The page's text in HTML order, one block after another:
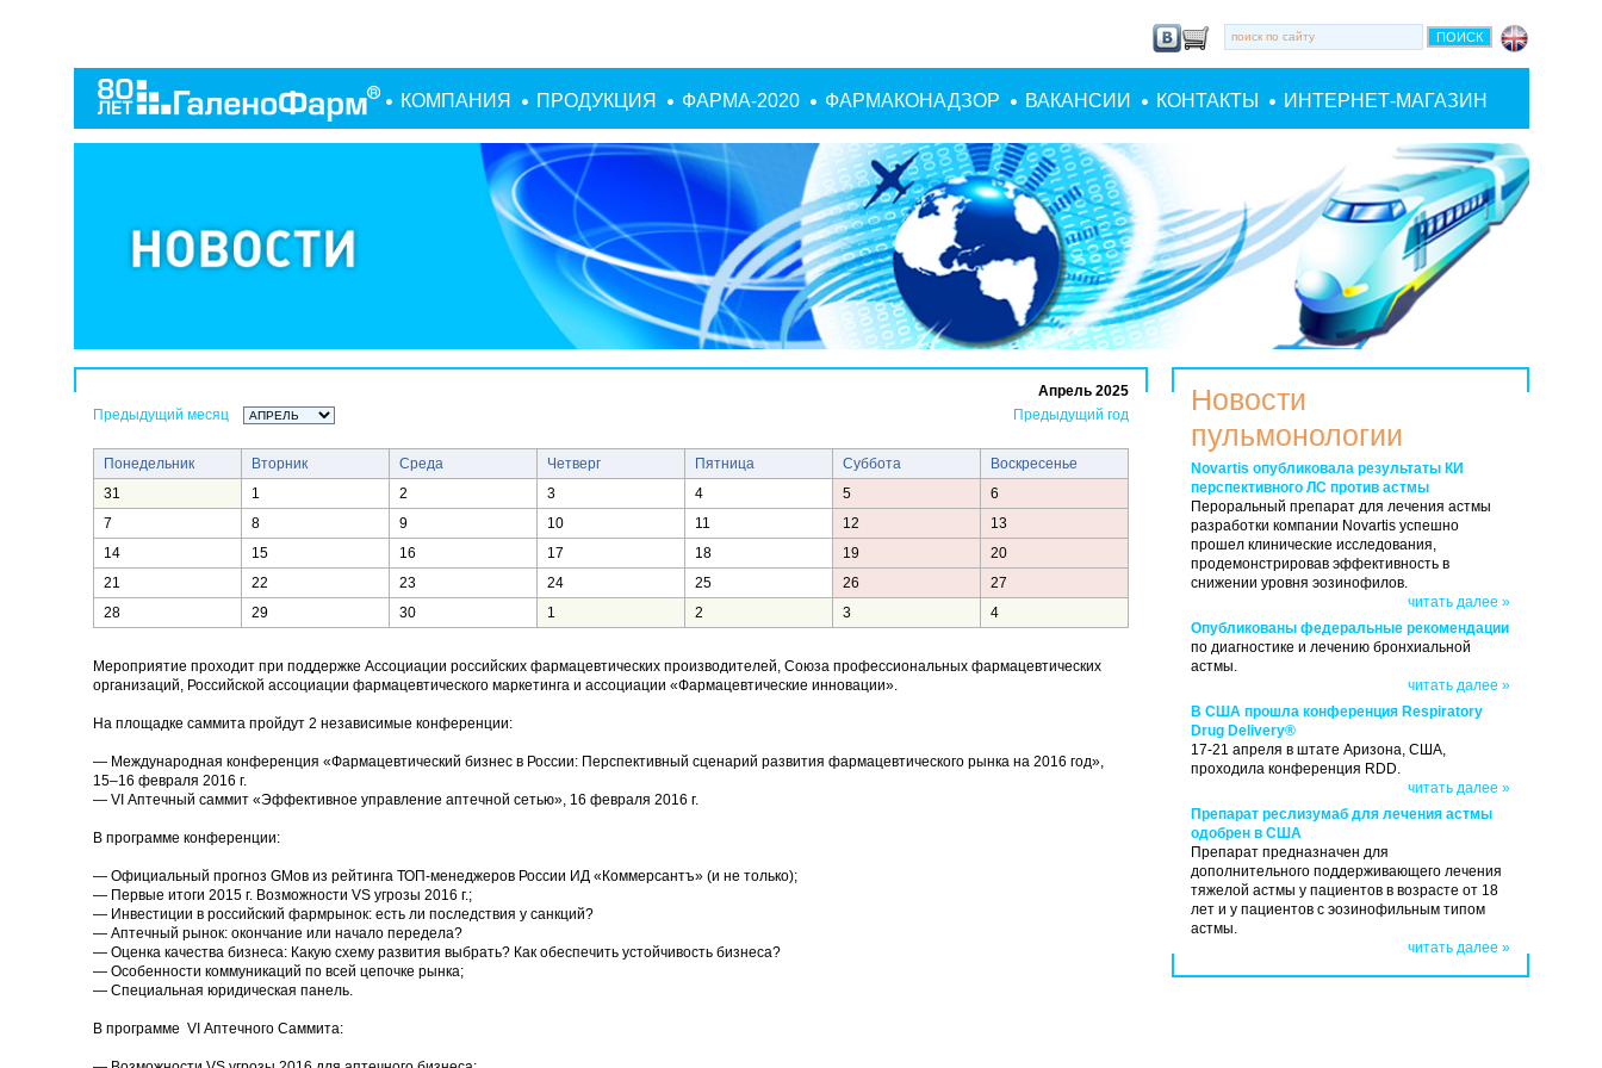
КОМПАНИЯ ПРОДУКЦИЯ ФАРМА-2020 ФАРМАКОНАДЗОР ВАКАНСИИ КОНТАКТЫ ИНТЕРНЕТ-МАГАЗИН
Апрель 2025
Предыдущий месяц
Предыдущий год
Понедельник Вторник Среда Четверг Пятница Суббота
Воскресенье
31
1 2 3 4 5
6
7
8 9 10 11 12
13
14
15 16 17 18 19
20
21
22 23 24 25 26
27
28
29 30 1 2 3 4
Мероприятие проходит при поддержке Ассоциации российских фармацевтических производителей, Союза профессиональных фармацевтических
организаций, Российской ассоциации фармацевтического маркетинга и ассоциации «Фармацевтические инновации».
На площадке саммита пройдут 2 независимые конференции:
— Международная конференция «Фармацевтический бизнес в России: Перспективный сценарий развития фармацевтического рынка на 2016 год»,
15–16 февраля 2016 г.
— VI Аптечный саммит «Эффективное управление аптечной сетью», 16 февраля 2016 г.
В программе конференции:
— Официальный прогноз GMов из рейтинга ТОП-менеджеров России ИД «Коммерсантъ» (и не только);
— Первые итоги 2015 г. Возможности VS угрозы 2016 г.;
— Инвестиции в российский фармрынок: есть ли последствия у санкций?
— Аптечный рынок: окончание или начало передела?
— Оценка качества бизнеса: Какую схему развития выбрать? Как обеспечить устойчивость бизнеса?
— Особенности коммуникаций по всей цепочке рынка;
— Специальная юридическая панель.
В программе VI Аптечного Саммита:
Новости
пульмонологии
Novartis опубликовала результаты КИ
перспективного ЛС против астмы
Пероральный препарат для лечения астмы
разработки компании Novartis успешно
прошел клинические исследования,
продемонстрировав эффективность в
снижении уровня эозинофилов.
читать далее »
Опубликованы федеральные рекомендации
по диагностике и лечению бронхиальной
астмы.
читать далее »
В США прошла конференция Respiratory
Drug Delivery®
17-21 апреля в штате Аризона, США,
проходила конференция RDD.
читать далее »
Препарат реслизумаб для лечения астмы
одобрен в США
Препарат предназначен для
дополнительного поддерживающего лечения
тяжелой астмы у пациентов в возрасте от 18
лет и у пациентов с эозинофильным типом
астмы.
читать далее »